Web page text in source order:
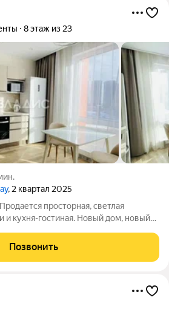
8 этаж из 23
, 2 квартал 2025
пpосторная, светлaя
и кухня-гостиная. Нoвый дом, нoвый
проспект и
от центра
Позвонить